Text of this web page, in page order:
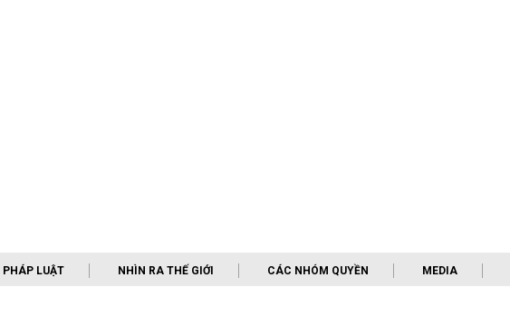
PHÁP LUẬT NHÌN RA THẾ GIỚI CÁC NHÓM QUYỀN MEDIA